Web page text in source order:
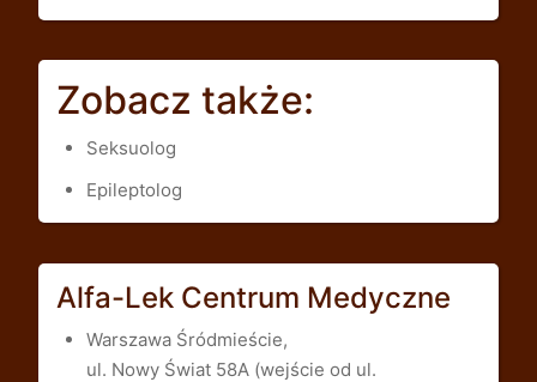
Zobacz także:
Seksuolog
Epileptolog
Alfa-Lek Centrum Medyczne
Warszawa Śródmieście,
ul. Nowy Świat 58A (wejście od ul.